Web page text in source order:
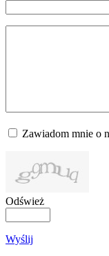
Zawiadom mnie o
Odśwież
Wyślij